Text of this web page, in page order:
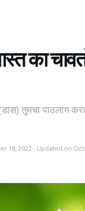
का
तुमचा पाठलाग
18, 2022 - Updated on